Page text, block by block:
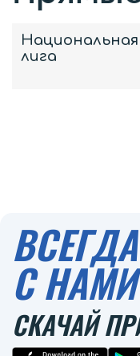
Национальная
лига
С НАМИ
СКАЧАЙ